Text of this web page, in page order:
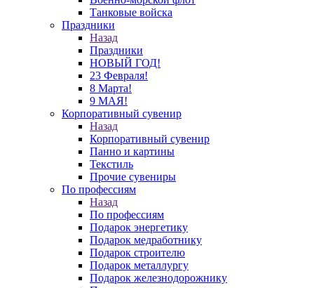
Танковые войска
Праздники
Назад
Праздники
НОВЫЙ ГОД!
23 Февраля!
8 Марта!
9 МАЯ!
Корпоративный сувенир
Назад
Корпоративный сувенир
Панно и картины
Текстиль
Прочие сувениры
По профессиям
Назад
По профессиям
Подарок энергетику
Подарок медработнику
Подарок строителю
Подарок металлургу
Подарок железнодорожнику